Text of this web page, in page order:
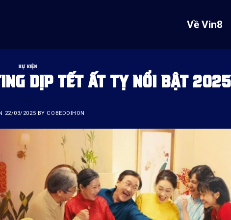
Về Vin8
SỰ KIỆN
DỊP TẾT ẤT TỴ NỔI BẬT 2025
22/03/2025 BY COBEDOIHON